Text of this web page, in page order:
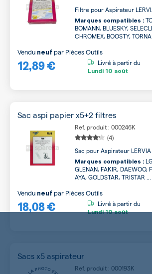
Filtre pour Aspirateur
Marques compatibles :
BOMANN, BLUESKY,
CHROMEX, BOOSTY,
12,89 €
Vendu neuf par Pièces Outils
Livré à partir du
Lundi 10 août
Sac aspi papier x5+2 filtres
Ref. produit : 000246K
(4)
Sac pour Aspirateur LERVIA
Marques compatibles :
GLENAN, FAKIR, DAEWOO,
AYA, GOLDSTAR, TRISTAR ...
18,08 €
Vendu neuf par Pièces Outils
Livré à partir du
Lundi10 août
Sacs x5 aspirateur
Ref. produit : 000193K